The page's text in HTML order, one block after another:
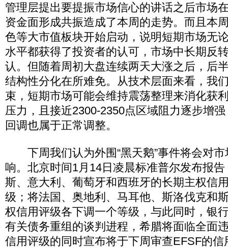
管理层提出要提振市场信心的讲话之后市场
资金面形成共振造成了本周的走势。而且本
色等大市值板块开始启动，说明短期市场无
水平都获得了投资者的认可，市场中长期反
认。但随着周初大盘连续两天大涨之后，后
结构性分化在所难免。从技术层面来看，我
束，短期市场可能会维持震荡整理来消化获
压力，且接近2300-2350点区域阻力逐步增
回调也属于正常调整。
下周我们认为外围“黑天鹅”事件将会对市
响。北京时间1月14日凌晨标准普尔发布报
斯、意大利、葡萄牙和西班牙的长期主权信
级；将法国、奥地利、马耳他、斯洛伐克和
权信用评级各下调一个等级，与此同时，银
有关债务重组的谈判进程，希腊将面临全面
信用评级的同时宣布将于下周审查EFSF的